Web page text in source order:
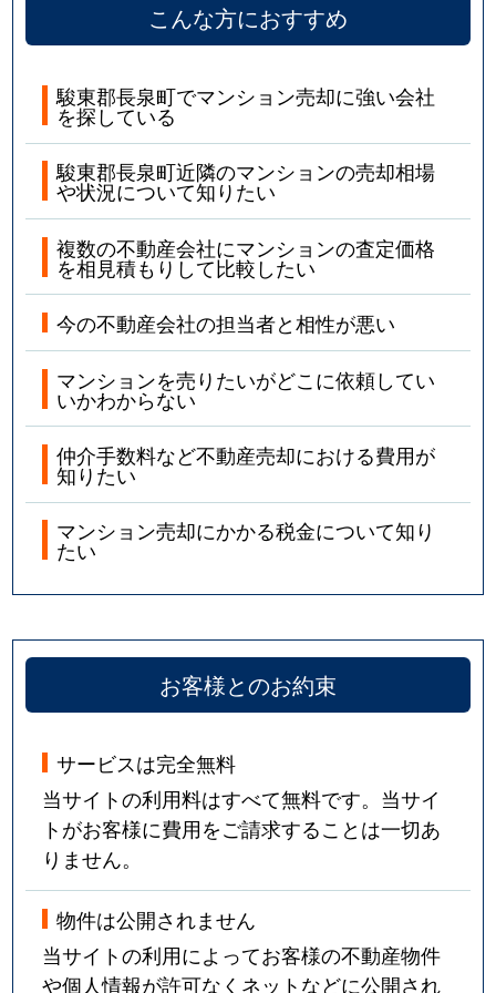
こんな方におすすめ
駿東郡長泉町でマンション売却に強い会社
を探している
駿東郡長泉町近隣のマンションの売却相場
や状況について知りたい
複数の不動産会社にマンションの査定価格
を相見積もりして比較したい
今の不動産会社の担当者と相性が悪い
マンションを売りたいがどこに依頼してい
いかわからない
仲介手数料など不動産売却における費用が
知りたい
マンション売却にかかる税金について知り
たい
お客様とのお約束
サービスは完全無料
当サイトの利用料はすべて無料です。当サイ
トがお客様に費用をご請求することは一切あ
りません。
物件は公開されません
当サイトの利用によってお客様の不動産物件
や個人情報が許可なくネットなどに公開され